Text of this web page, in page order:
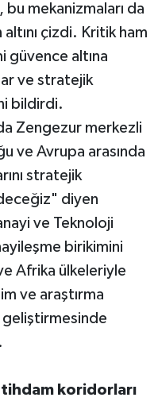
bu mekanizmaları da
çizdi. Kritik ham
güvence altına
ve stratejik
bildirdi.
Zengezur merkezli
ve Avrupa arasında
stratejik
diyen
ve Teknoloji
birikimini
Afrika ülkeleriyle
ve araştırma
koridorları